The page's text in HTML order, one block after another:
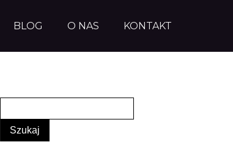
BLOG O NAS KONTAKT